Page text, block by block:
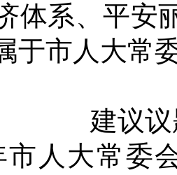
体系、平安
于市人大常
建议
市人大常委